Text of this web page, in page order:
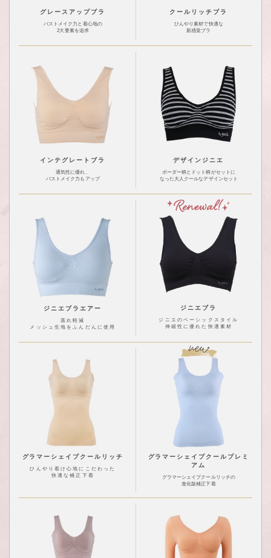
グレースアップブラ
バストメイク力と着心地の
2大要素を追求
クールリッチブラ
ひんやり素材で快適な
新感覚ブラ
インテグレートブラ
通気性に優れ、
バストメイク力もアップ
デザインジニエ
ボーダー柄とドット柄がセットに
なった大人クールなデザインセット
ジニエブラエアー
蒸れ軽減
メッシュ生地をふんだんに使用
ジニエブラ
ジニエのベーシックスタイル
伸縮性に優れた快適素材
グラマーシェイプクールリッチ
ひんやり着け心地にこだわった
快適な補正下着
グラマーシェイプクールプレミ
アム
グラマーシェイプクールリッチの
進化版補正下着